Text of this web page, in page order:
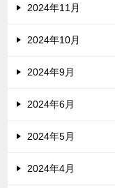
2024年11月
2024年10月
2024年9月
2024年6月
2024年5月
2024年4月